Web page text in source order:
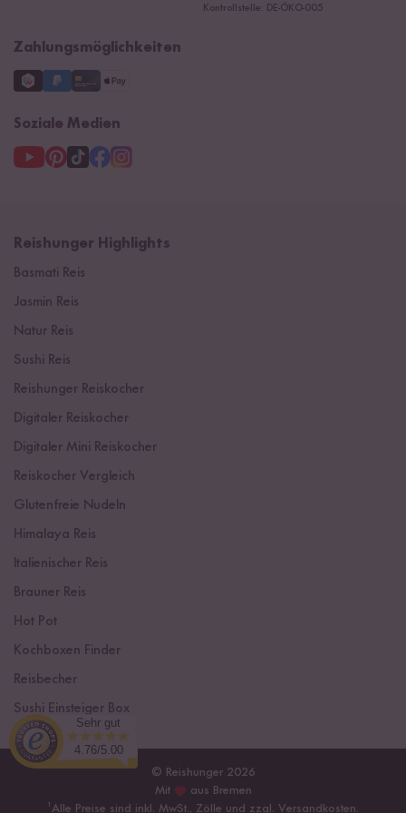
Kontrollstelle: DE-ÖKO-005
Zahlungsmöglichkeiten
Soziale Medien
Reishunger Highlights
Basmati Reis
Jasmin Reis
Natur Reis
Sushi Reis
Reishunger Reiskocher
Digitaler Reiskocher
Digitaler Mini Reiskocher
Reiskocher Vergleich
Glutenfreie Nudeln
Himalaya Reis
Italienischer Reis
Brauner Reis
Hot Pot
Kochboxen Finder
Reisbecher
Sushi Einsteiger Box
© Reishunger 2026
Mit
aus Bremen
¹ Alle Preise sind inkl. MwSt., Zölle und zzgl. Versandkosten.
Sehr gut
4.76/5.00